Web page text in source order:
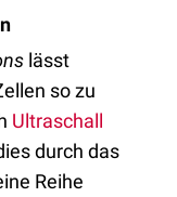
lässt
so zu
Ultraschall
durch das
Reihe